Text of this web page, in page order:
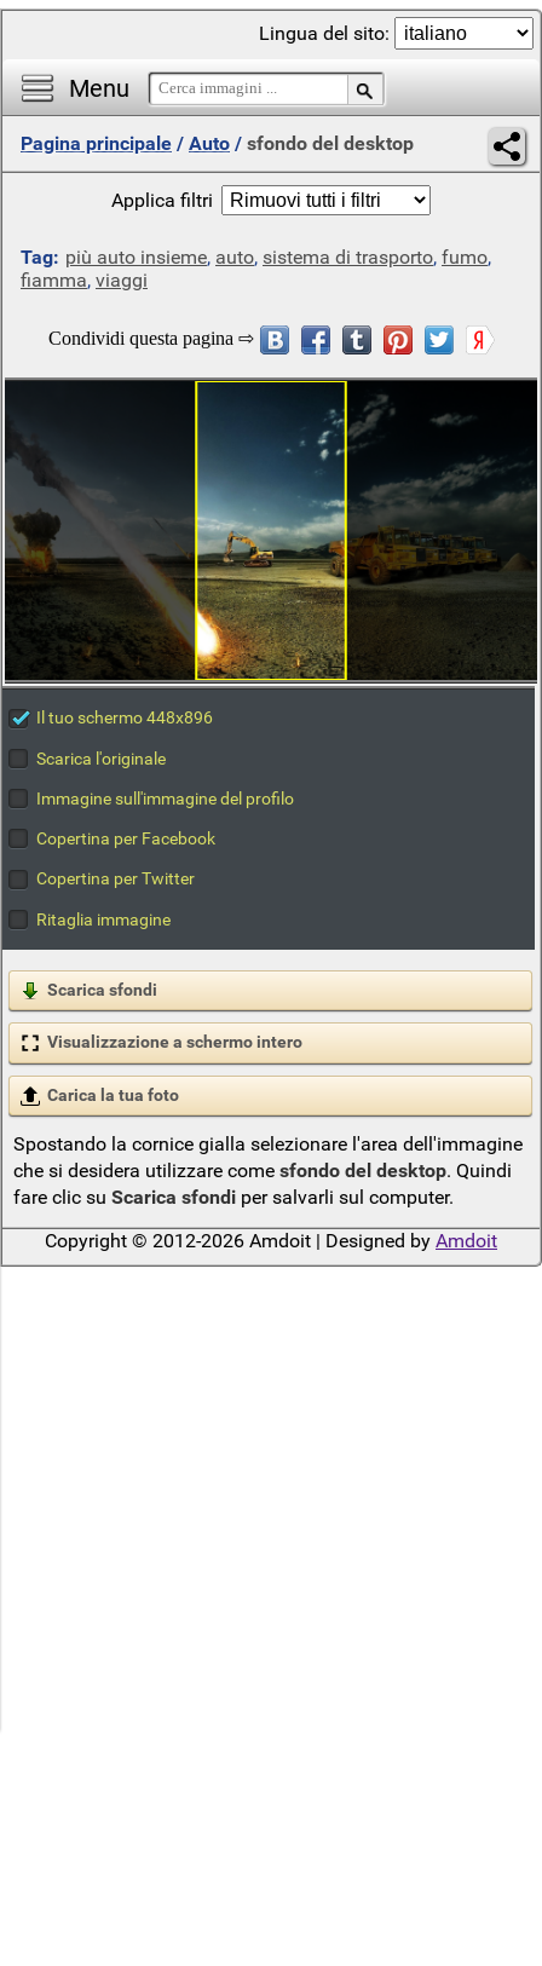
Menu
Lingua del sito:
Pagina principale / Auto / sfondo del desktop
Applica filtri
Tag: più auto insieme, auto, sistema di trasporto, fumo,
fiamma, viaggi
Il tuo schermo 448x896
Scarica l'originale
Immagine sull'immagine del profilo
Copertina per Facebook
Copertina per Twitter
Ritaglia immagine
Scarica sfondi
Visualizzazione a schermo intero
Carica la tua foto
Spostando la cornice gialla selezionare l'area dell'immagine
che si desidera utilizzare come sfondo del desktop. Quindi
fare clic su Scarica sfondiper salvarli sul computer.
Copyright © 2012-2026 Amdoit | Designed by Amdoit